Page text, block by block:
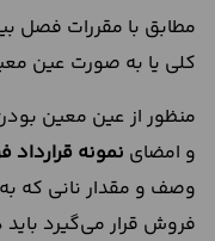
مطابق با مقررات فصل
کلی یا به صورت عین
منظور از عین معین
و امضای نمونه
وصف و مقدار نانی که
فروش قرار می‌گیرد باید